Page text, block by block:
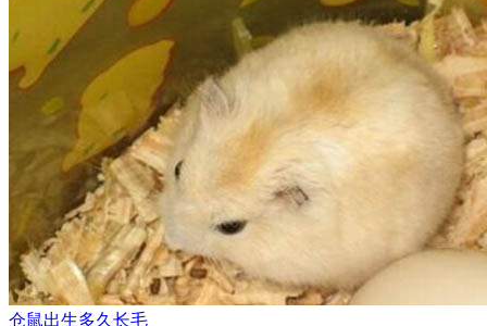
仓鼠出生多久长毛